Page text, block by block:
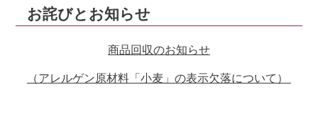
お詫びとお知らせ
商品回収のお知らせ
（アレルゲン原材料「小麦」の表示欠落について）